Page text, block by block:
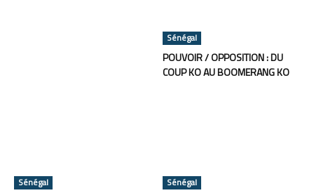
Sénégal
POUVOIR / OPPOSITION : DU
COUP KO AU BOOMERANG KO
Sénégal Sénégal